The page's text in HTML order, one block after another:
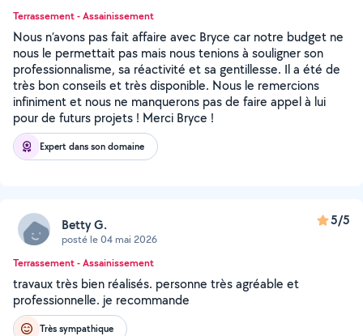
Terrassement - Assainissement
Nous n’avons pas fait affaire avec Bryce car notre budget ne
nous le permettait pas mais nous tenions à souligner son
professionnalisme, sa réactivité et sa gentillesse. Il a été de
très bon conseils et très disponible. Nous le remercions
infiniment et nous ne manquerons pas de faire appel à lui
pour de futurs projets ! Merci Bryce !
Expert dans son domaine
Betty G.
posté le 04 mai 2026
5/5
Terrassement - Assainissement
travaux très bien réalisés. personne très agréable et
professionnelle. je recommande
Très sympathique